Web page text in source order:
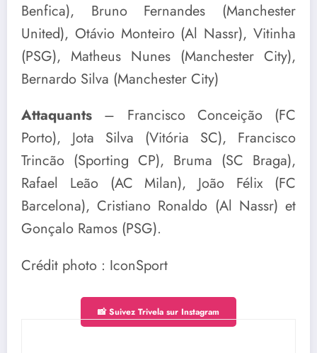
Benfica), Bruno Fernandes (Manchester
United), Otávio Monteiro (Al Nassr), Vitinha
(PSG), Matheus Nunes (Manchester City),
Bernardo Silva (Manchester City)
Attaquants – Francisco Conceição (FC
Porto), Jota Silva (Vitória SC), Francisco
Trincão (Sporting CP), Bruma (SC Braga),
Rafael Leão (AC Milan), João Félix (FC
Barcelona), Cristiano Ronaldo (Al Nassr) et
Gonçalo Ramos (PSG).
Crédit photo : IconSport
📸 Suivez Trivela sur Instagram